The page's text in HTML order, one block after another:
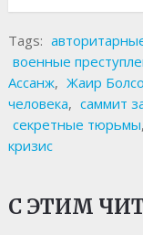
Tags:
военные
Ассанж, Жаир
человека, саммит
секретные тюрьмы,
кризис
С ЭТИМ